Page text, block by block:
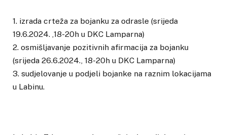
1. izrada crteža za bojanku za odrasle (srijeda
19.6.2024. ,18-20h u DKC Lamparna)
2. osmišljavanje pozitivnih afirmacija za bojanku
(srijeda 26.6.2024., 18-20h u DKC Lamparna)
3. sudjelovanje u podjeli bojanke na raznim lokacijama
u Labinu.